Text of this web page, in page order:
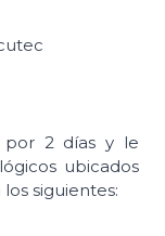
2 días y le
ubicados
siguientes: